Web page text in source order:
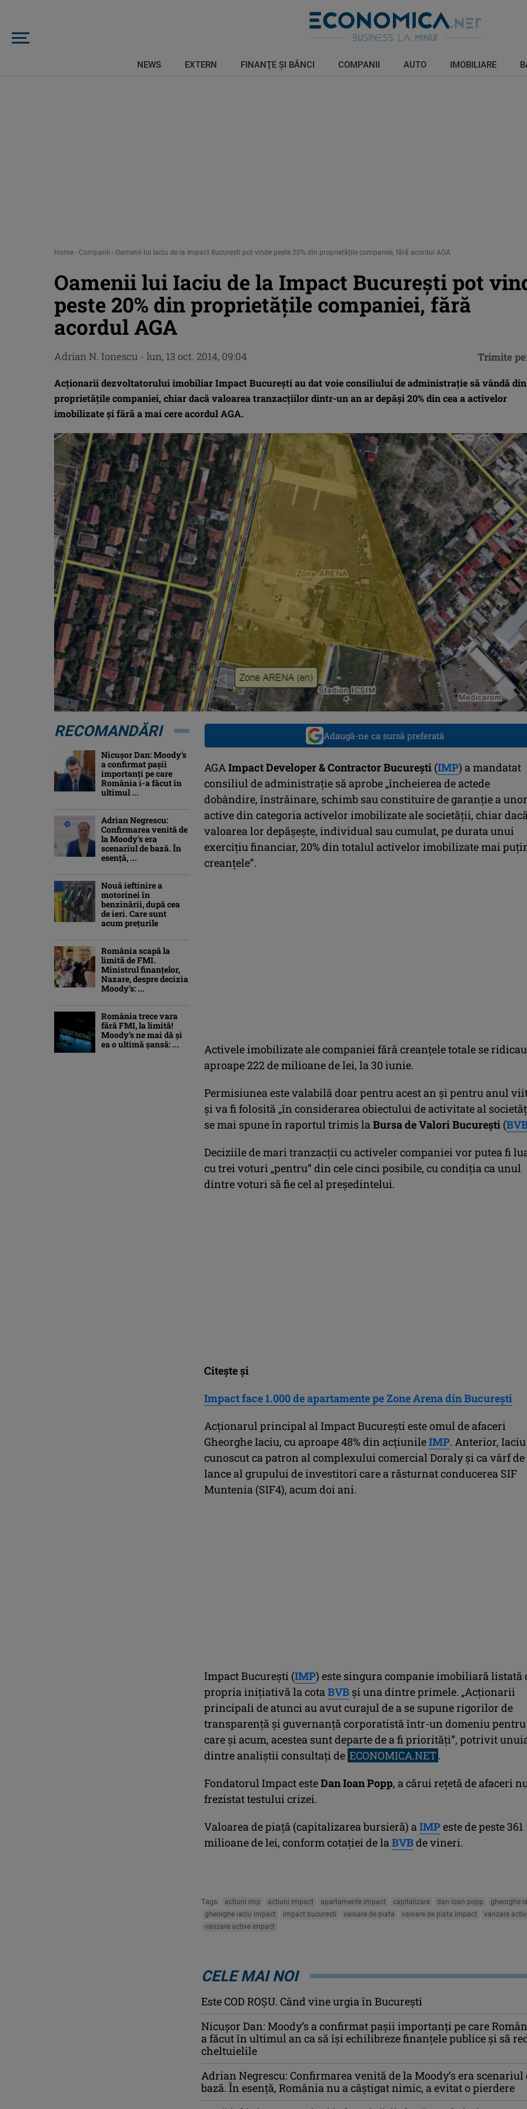
NEWS EXTERN FINANŢE ŞI BĂNCI COMPANII AUTO IMOBILIARE
Home - Companii - Oamenii lui Iaciu de la Impact Bucureşti pot vinde peste 20% din proprietăţile companiei, fără acordul AGA
Oamenii lui Iaciu de la Impact Bucureşti pot
peste 20% din proprietăţile companiei, fără
acordul AGA
Acţionarii dezvoltatorului imobiliar Impact Bucureşti au dat voie consiliului de administraţie să vândă din
proprietăţile companiei, chiar dacă valoarea tranzacţiilor dintr-un an ar depăşi 20% din cea a activelor
imobilizate şi fără a mai cere acordul AGA.
Adrian N. Ionescu - lun, 13 oct. 2014, 09:04 Trimite
Adaugă-ne ca sursă preferată
AGA Impact Developer & Contractor Bucureşti (IMP) a mandatat
consiliul de administraţie să aprobe „încheierea de actede
dobândire, înstrăinare, schimb sau constituire de garanţie a unor
active din categoria activelor imobilizate ale societăţii, chiar
valoarea lor depăşeşte, individual sau cumulat, pe durata unui
exerciţiu financiar, 20% din totalul activelor imobilizate mai
creanţele”.
Activele imobilizate ale companiei fără creanţele totale se
aproape 222 de milioane de lei, la 30 iunie.
Permisiunea este valabilă doar pentru acest an şi pentru anul
şi va fi folosită „în considerarea obiectului de activitate al
se mai spune în raportul trimis la Bursa de Valori Bucureşti (
Deciziile de mari tranzacţii cu activeler companiei vor putea fi
cu trei voturi „pentru” din cele cinci posibile, cu condiţia ca unul
dintre voturi să fie cel al preşedintelui.
Citeşte şi
Impact face 1.000 de apartamente pe Zone Arena din Bucureşti
Acţionarul principal al Impact Bucureşti este omul de afaceri
Gheorghe Iaciu, cu aproape 48% din acţiunileIMP. Anterior,
cunoscut ca patron al complexului comercial Doraly şi ca vârf de
lance al grupului de investitori care a răsturnat conducerea SIF
Muntenia (SIF4), acum doi ani.
Impact Bucureşti (IMP) este singura companie imobiliară listată
propria iniţiativă la cota BVB şi una dintre primele. „Acţionarii
principali de atunci au avut curajul de a se supune rigorilor de
transparenţă şi guvernanţă corporatistă într-un domeniu pentru
care şi acum, acestea sunt departe de a fi priorităţi”, potrivit
dintre analiştii consultaţi de ECONOMICA.NET.
Fondatorul Impact esteDan Ioan Popp, a cărui reţetă de afaceri
frezistat testului crizei.
Valoarea de piaţă (capitalizarea bursieră) a IMPeste de peste 361
milioane de lei, conform cotaţiei de la BVBde vineri.
Tags: actiuni imp actiuni impact apartamente impact capitalizare dan ioan popp
gheorghe
gheorghe iaciu impact
impact bucuresti valoare de piata valoare de piata impact
vanzare
vanzare active impact
CELE MAI NOI
Este COD ROŞU. Când vine urgia în Bucureşti
Nicușor Dan: Moody’s a confirmat pașii importanți pe care
a făcut în ultimul an ca să își echilibreze finanțele publice și să
cheltuielile
Adrian Negrescu: Confirmarea venită de la Moody’s era scenariul
bază. În esenţă, România nu a câştigat nimic, a evitat o pierdere
RECOMANDĂRI
Nicușor Dan: Moody’s
a confirmat pașii
importanți pe care
România i-a făcut în
ultimul ...
Adrian Negrescu:
Confirmarea venită de
la Moody’s era
scenariul de bază. În
esenţă, ...
Nouă ieftinire a
motorinei în
benzinării, după cea
de ieri. Care sunt
acum prețurile
România scapă la
limită de FMI.
Ministrul finanțelor,
Nazare, despre decizia
Moody’s: ...
România trece vara
fără FMI, la limită!
Moody’s ne mai dă și
ea o ultimă șansă: ...